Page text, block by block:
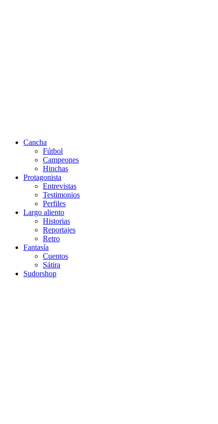
Cancha
Fútbol
Campeones
Hinchas
Protagonista
Entrevistas
Testimonios
Perfiles
Largo aliento
Historias
Reportajes
Retro
Fantasía
Cuentos
Sátira
Sudorshop